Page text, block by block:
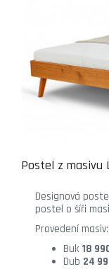
Postel z masivu
Designová
postel o šíři
Provedení masiv:
Buk 18
Dub 24